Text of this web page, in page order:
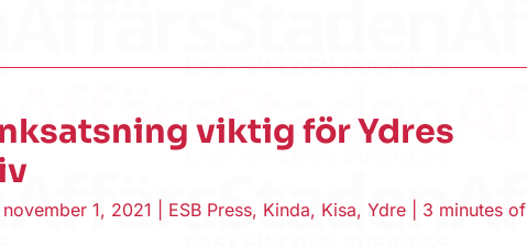
viktig för Ydres
november 1, 2021 ESB Press, Kinda, Kisa,Ydre
3 minutes of